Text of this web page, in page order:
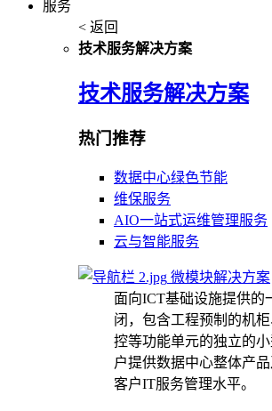
服务
< 返回
技术服务解决方案
技术服务解决方案
热门推荐
数据中心绿色节能
维保服务
AIO一站式运维管理服务
云与智能服务
微模块解决方案
面向ICT基础设施提供的
闭，包含工程预制的机
控等功能单元的独立的
户提供数据中心整体产
客户IT服务管理水平。